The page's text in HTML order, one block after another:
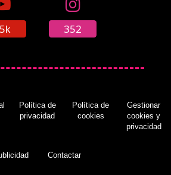
352
Política de
privacidad
Política de
cookies
Gestionar
cookies y
privacidad
Contactar